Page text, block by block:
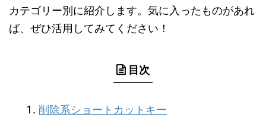
カテゴリー別に紹介します。気に入ったものがあれ
ば、ぜひ活用してみてください！
目次
削除系ショートカットキー